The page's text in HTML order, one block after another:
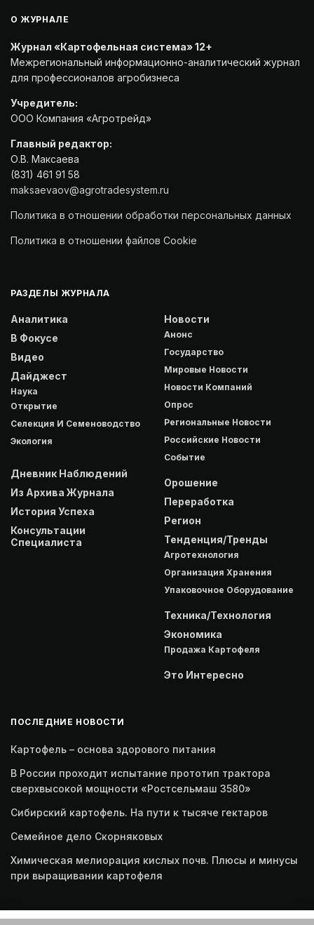
О ЖУРНАЛЕ
Журнал «Картофельная система» 12+
Межрегиональный информационно-аналитический журнал
для профессионалов агробизнеса
Учредитель:
ООО Компания «Агротрейд»
Главный редактор:
О.В. Максаева
(831) 461 91 58
maksaevaov@agrotradesystem.ru
Политика в отношении обработки персональных данных
Политика в отношении файлов Cookie
РАЗДЕЛЫ ЖУРНАЛА
Аналитика
В Фокусе
Видео
Дайджест
Наука
Открытие
Селекция И Семеноводство
Экология
Дневник Наблюдений
Из Архива Журнала
История Успеха
Консультации
Специалиста
Новости
Анонс
Государство
Мировые Новости
Новости Компаний
Опрос
Региональные Новости
Российские Новости
Событие
Орошение
Переработка
Регион
Тенденция/Тренды
Агротехнология
Организация Хранения
Упаковочное Оборудование
Техника/Технология
Экономика
Продажа Картофеля
Это Интересно
ПОСЛЕДНИЕ НОВОСТИ
Картофель – основа здорового питания
В России проходит испытание прототип трактора
сверхвысокой мощности «Ростсельмаш 3580»
Сибирский картофель. На пути к тысяче гектаров
Семейное дело Скорняковых
Химическая мелиорация кислых почв. Плюсы и минусы
при выращивании картофеля